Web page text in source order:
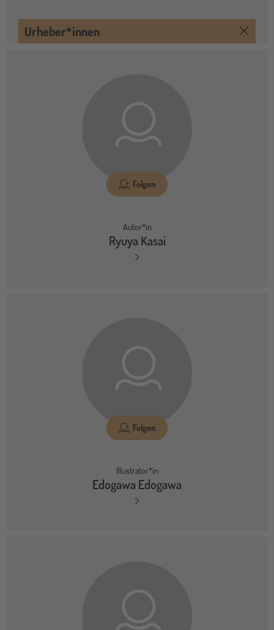
Urheber*innen
Folgen
Autor*in
Ryuya Kasai
Folgen
Illustrator*in
Edogawa Edogawa